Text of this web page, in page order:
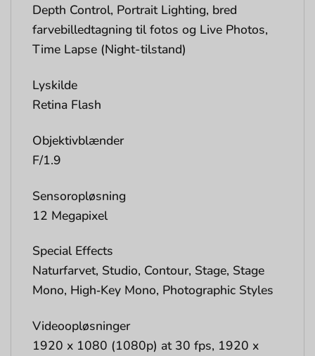
Depth Control, Portrait Lighting, bred
farvebilledtagning til fotos og Live Photos,
Time Lapse (Night-tilstand)
Lyskilde
Retina Flash
Objektivblænder
F/1.9
Sensoropløsning
12 Megapixel
Special Effects
Naturfarvet, Studio, Contour, Stage, Stage
Mono, High‑Key Mono, Photographic Styles
Videoopløsninger
1920 x 1080 (1080p) at 30 fps, 1920 x